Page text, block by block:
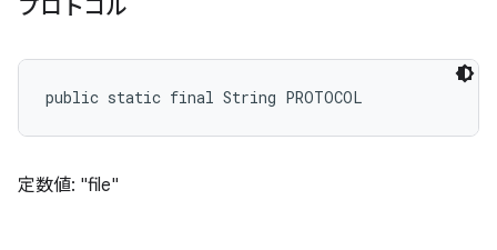
プロトコル
public static final String PROTOCOL
定数値: "file"